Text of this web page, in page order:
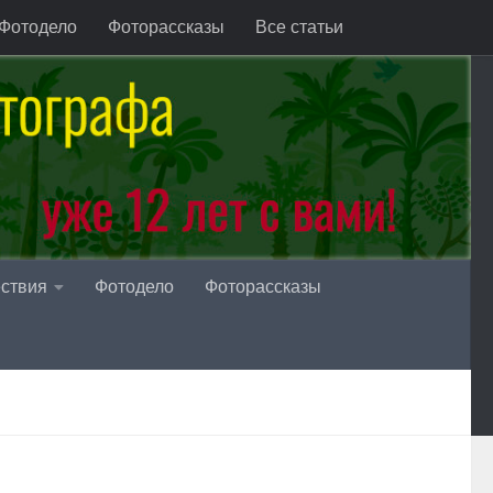
Фоторассказы Все статьи
Фотодело Фоторассказы